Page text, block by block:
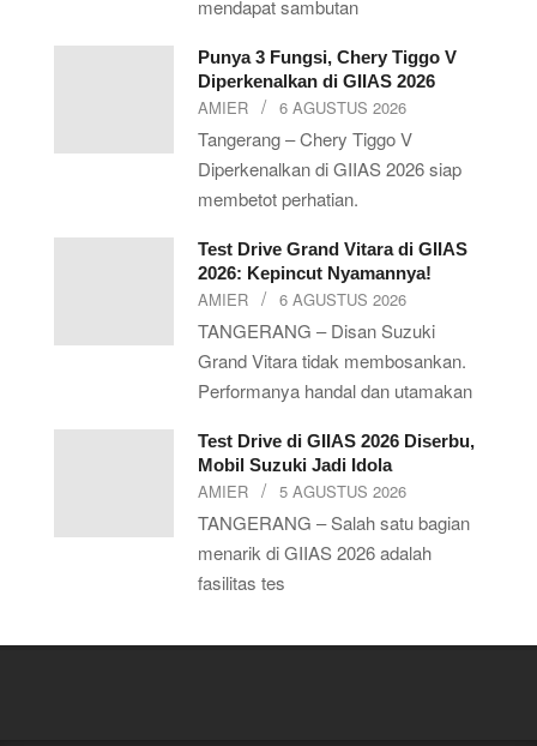
mendapat sambutan
Punya 3 Fungsi, Chery Tiggo V
Diperkenalkan di GIIAS 2026
AMIER 6 AGUSTUS 2026
Tangerang – Chery Tiggo V
Diperkenalkan di GIIAS 2026 siap
membetot perhatian.
Test Drive Grand Vitara di GIIAS
2026: Kepincut Nyamannya!
AMIER 6 AGUSTUS 2026
TANGERANG – Disan Suzuki
Grand Vitara tidak membosankan.
Performanya handal dan utamakan
Test Drive di GIIAS 2026 Diserbu,
Mobil Suzuki Jadi Idola
AMIER 5 AGUSTUS 2026
TANGERANG – Salah satu bagian
menarik di GIIAS 2026 adalah
fasilitas tes